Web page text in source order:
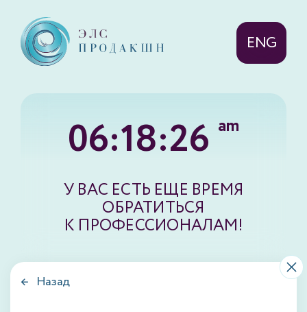
ENG
06:18:26 am
У ВАС ЕСТЬ ЕЩЕ ВРЕМЯ
ОБРАТИТЬСЯ
К ПРОФЕССИОНАЛАМ!
← Назад